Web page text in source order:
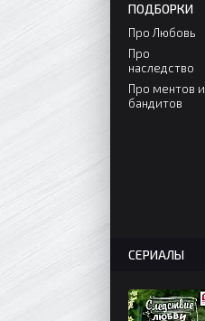
ПОДБОРКИ
Про Любовь
Про
наследство
Про ментов и
бандитов
СЕРИАЛЫ